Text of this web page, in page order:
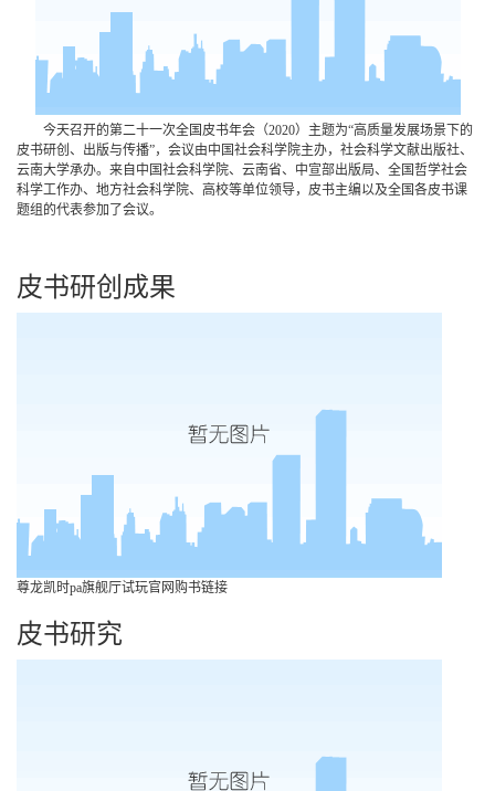
今天召开的第二十一次全国皮书年会（2020）主题为“高质量发展场景下的
皮书研创、出版与传播”，会议由中国社会科学院主办，社会科学文献出版社、
云南大学承办。来自中国社会科学院、云南省、中宣部出版局、全国哲学社会
科学工作办、地方社会科学院、高校等单位领导，皮书主编以及全国各皮书课
题组的代表参加了会议。
皮书研创成果
尊龙凯时pa旗舰厅试玩官网购书链接
皮书研究